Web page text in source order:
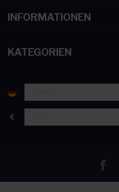
INFORMATIONEN
KATEGORIEN
€